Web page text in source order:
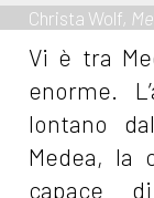
Christa Wolf,
Vi è tra
enorme.
lontano
Medea, la
capace